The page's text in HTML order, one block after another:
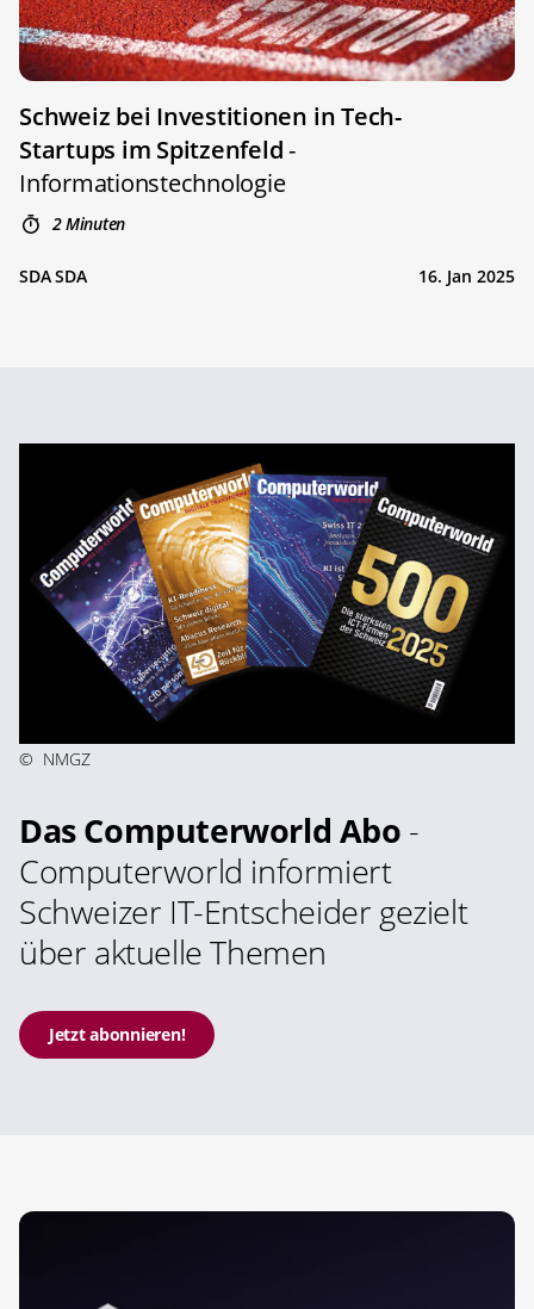
Schweiz bei Investitionen in Tech-
Startups im Spitzenfeld-
Informationstechnologie
2 Minuten
SDA SDA 16. Jan 2025
© NMGZ
Das Computerworld Abo -
Computerworld informiert
Schweizer IT-Entscheider gezielt
über aktuelle Themen
Jetzt abonnieren!